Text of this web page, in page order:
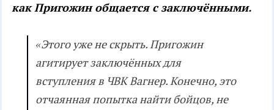
как Пригожин общается с заключёнными.
«Этого уже не скрыть. Пригожин
агитирует заключённых для
вступления в ЧВК Вагнер. Конечно, это
отчаянная попытка найти бойцов, не